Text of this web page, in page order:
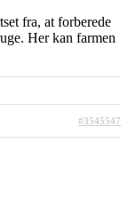
fra, at forberede
Her kan farmen
#3545547